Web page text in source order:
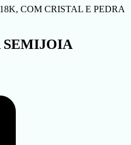
COM CRISTAL E PEDRA
SEMIJOIA